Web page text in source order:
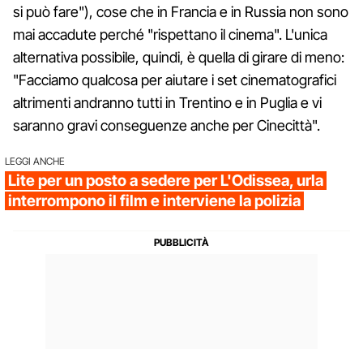
si può fare"), cose che in Francia e in Russia non sono
mai accadute perché "rispettano il cinema". L'unica
alternativa possibile, quindi, è quella di girare di meno:
"Facciamo qualcosa per aiutare i set cinematografici
altrimenti andranno tutti in Trentino e in Puglia e vi
saranno gravi conseguenze anche per Cinecittà".
LEGGI ANCHE
Lite per un posto a sedere per L'Odissea, urla
interrompono il film e interviene la polizia